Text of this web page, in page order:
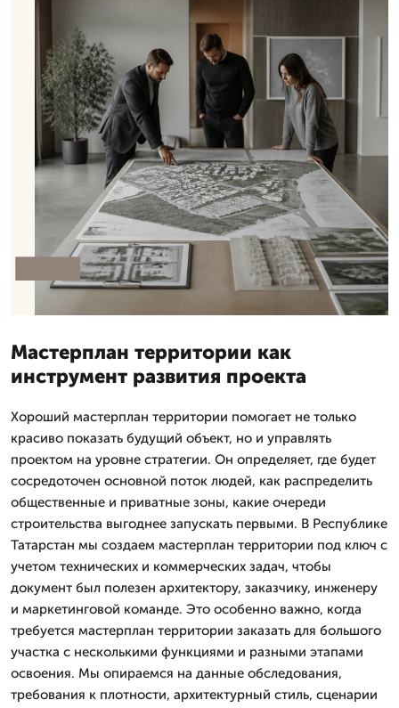
Мастерплан территории как
инструмент развития проекта
Хороший мастерплан территории помогает не только
красиво показать будущий объект, но и управлять
проектом на уровне стратегии. Он определяет, где будет
сосредоточен основной поток людей, как распределить
общественные и приватные зоны, какие очереди
строительства выгоднее запускать первыми. В Республике
Татарстан мы создаем мастерплан территории под ключ с
учетом технических и коммерческих задач, чтобы
документ был полезен архитектору, заказчику, инженеру
и маркетинговой команде. Это особенно важно, когда
требуется мастерплан территории заказать для большого
участка с несколькими функциями и разными этапами
освоения. Мы опираемся на данные обследования,
требования к плотности, архитектурный стиль, сценарии